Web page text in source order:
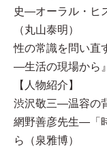
史—オーラル・ヒ
（丸山泰明）
性の常識を問い直
—生活の現場から
【人物紹介】
渋沢敬三—温容の
網野善彦先生—「
ら（泉雅博）